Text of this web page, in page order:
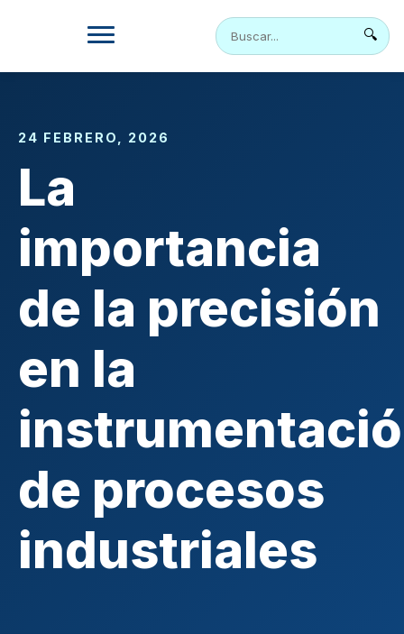
🔍
24 FEBRERO, 2026
La
importancia
de la precisión
en la
de procesos
industriales